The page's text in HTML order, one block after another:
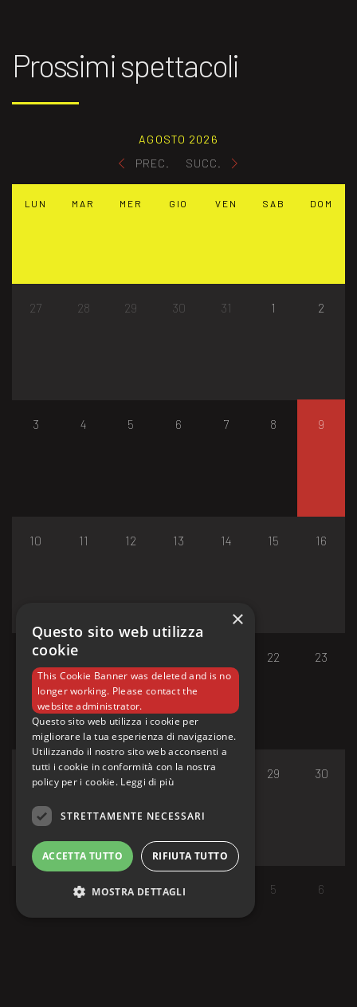
Prossimi spettacoli
PREC.
AGOSTO 2026
SUCC.
LUN MAR MER GIO VEN SAB DOM
27 28 29 30 31 1 2
3 4 5 6 7 8 9
10 11 12 13 14 15 16
17 18 22 23
24 25 26 27 29 30
1 2 3 5 6
×
Questo sito web utilizza
cookie
This Cookie Banner was deleted and is no
longer working. Please contact the
website administrator.
Questo sito web utilizza i cookie per
migliorare la tua esperienza di navigazione.
Utilizzando il nostro sito web acconsenti a
tutti i cookie in conformità con la nostra
policy per i cookie. Leggi di più
STRETTAMENTE NECESSARI
ACCETTA TUTTO RIFIUTA TUTTO
MOSTRA DETTAGLI